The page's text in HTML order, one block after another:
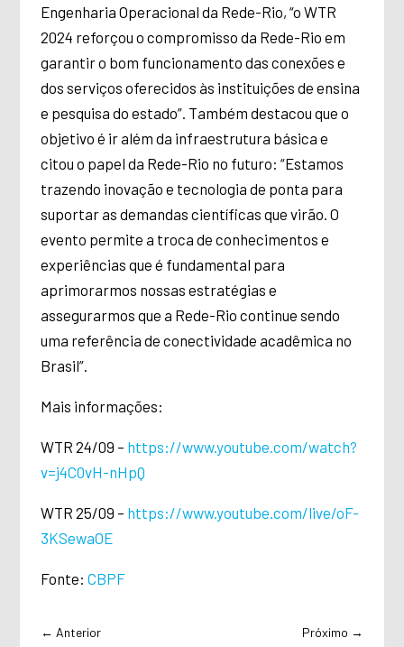
Engenharia Operacional da Rede-Rio, “o WTR
2024 reforçou o compromisso da Rede-Rio em
garantir o bom funcionamento das conexões e
dos serviços oferecidos às instituições de ensina
e pesquisa do estado”. Também destacou que o
objetivo é ir além da infraestrutura básica e
citou o papel da Rede-Rio no futuro: “Estamos
trazendo inovação e tecnologia de ponta para
suportar as demandas científicas que virão. O
evento permite a troca de conhecimentos e
experiências que é fundamental para
aprimorarmos nossas estratégias e
assegurarmos que a Rede-Rio continue sendo
uma referência de conectividade acadêmica no
Brasil”.
Mais informações:
WTR 24/09 – https://www.youtube.com/watch?
v=j4C0vH-nHpQ
WTR 25/09 – https://www.youtube.com/live/oF-
3KSewaOE
Fonte: CBPF
← Anterior Próximo →